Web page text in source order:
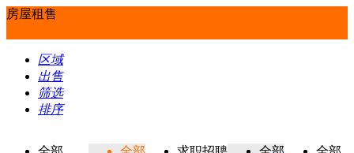
房屋租售
区域
出售
筛选
排序